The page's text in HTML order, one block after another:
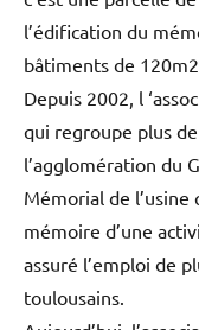
l’édification du
bâtiments de
Depuis 2002, l
qui regroupe plus
l’agglomération du
Mémorial de
mémoire d’une
assuré l’emploi de
toulousains.